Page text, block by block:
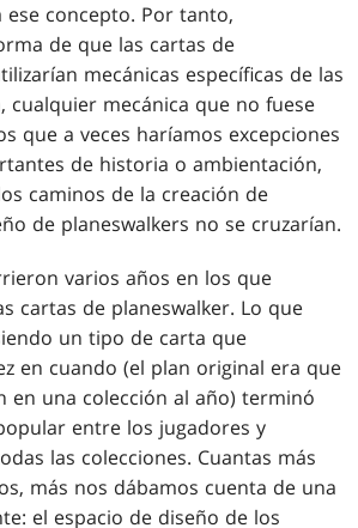
ese concepto. Por tanto,
de que las cartas de
mecánicas específicas de las
cualquier mecánica que no fuese
que a veces haríamos excepciones
de historia o ambientación,
caminos de la creación de
de planeswalkers no se cruzarían.
varios años en los que
cartas de planeswalker. Lo que
un tipo de carta que
en cuando (el plan original era que
en una colección al año) terminó
entre los jugadores y
las colecciones. Cuantas más
más nos dábamos cuenta de una
el espacio de diseño de los